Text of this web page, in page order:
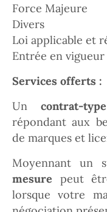
Force Majeure
Divers
Loi applicable et
Entrée en vigueur
Services offerts :
Un contrat-type
répondant aux
de marques et
Moyennant un
mesure peut
lorsque votre